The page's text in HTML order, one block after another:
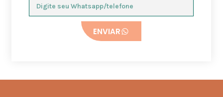
ENVIAR